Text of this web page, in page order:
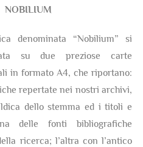
NOBILIUM
denominata “Nobilium” si
su due preziose carte
in formato A4, che riportano:
repertate nei nostri archivi,
dello stemma ed i titoli e
delle fonti bibliografiche
ricerca; l’altra con l’antico